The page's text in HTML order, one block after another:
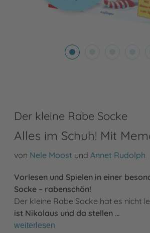
Der kleine Rabe Socke
Alles im Schuh! Mit
von Nele Moost und Annet Rudolph
Vorlesen und Spielen in einer
Socke – rabenschön!
Der kleine Rabe Socke hat es nicht
ist Nikolaus und da stellen …
weiterlesen